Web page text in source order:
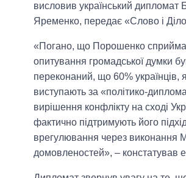
висловив український дипломат
Яременко, передає «Слово і
«Погано, що Порошенко
опитування громадської думки
переконаний, що 60% українців,
виступають за «політико-
вирішення конфлікту на сході
фактично підтримують його
врегулювання через виконання
домовленостей», – констатував